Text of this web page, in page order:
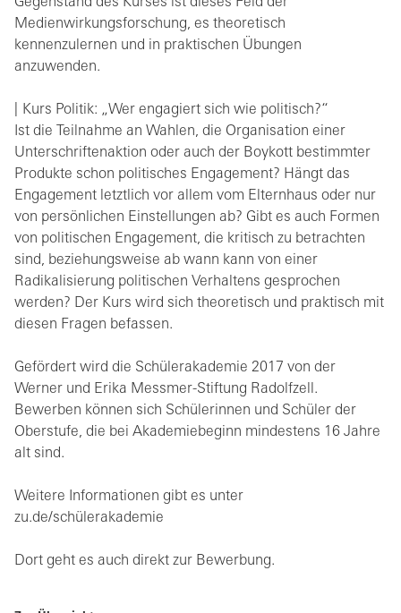
Medienwirkungsforschung, es theoretisch
kennenzulernen und in praktischen Übungen
anzuwenden.
Kurs Politik: „Wer engagiert sich wie politisch?“
Ist die Teilnahme an Wahlen, die Organisation einer
Unterschriftenaktion oder auch der Boykott bestimmter
Produkte schon politisches Engagement? Hängt das
Engagement letztlich vor allem vom Elternhaus oder nur
von persönlichen Einstellungen ab? Gibt es auch Formen
von politischen Engagement, die kritisch zu betrachten
sind, beziehungsweise ab wann kann von einer
Radikalisierung politischen Verhaltens gesprochen
werden? Der Kurs wird sich theoretisch und praktisch mit
diesen Fragen befassen.
Gefördert wird die Schülerakademie 2017 von der
Werner und Erika Messmer-Stiftung Radolfzell.
Bewerben können sich Schülerinnen und Schüler der
Oberstufe, die bei Akademiebeginn mindestens 16 Jahre
alt sind.
Weitere Informationen gibt es unter
zu.de/schülerakademie
Dort geht es auch direkt zur Bewerbung.